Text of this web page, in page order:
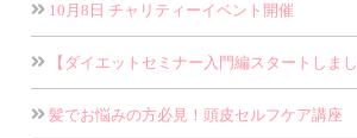
10月8日 チャリティーイベント開催
【ダイエットセミナー入門編スタートしまし
髪でお悩みの方必見！頭皮セルフケア講座